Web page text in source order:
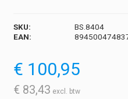
SKU:
BS.8404
EAN:
€ 100,95
€ 83,43